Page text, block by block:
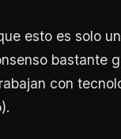
esto es solo
bastante
con